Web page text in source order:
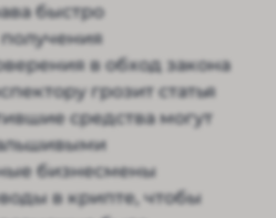
быстро
в обход закона
грозит статья
средства могут
бизнесмены
в крипте, чтобы